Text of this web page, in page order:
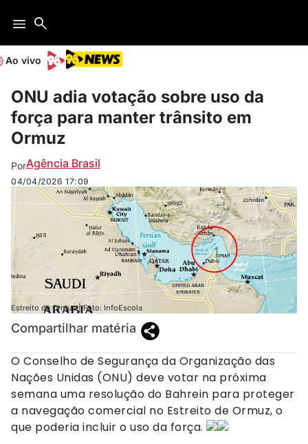
Ao vivo
ONU adia votação sobre uso da
força para manter trânsito em
Ormuz
PorAgência Brasil
04/04/2026 17:09
Estreito de Ormuz | Foto: InfoEscola
Compartilhar matéria
O Conselho de Segurança da Organização das
Nações Unidas (ONU) deve votar na próxima
semana uma resolução do Bahrein para proteger
a navegação comercial no Estreito de Ormuz, o
que poderia incluir o uso da força.